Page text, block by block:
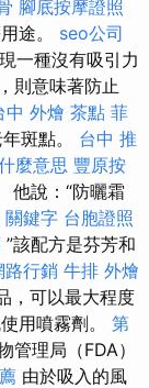
腳底按摩證照
途。 seo公司
一種沒有吸引力
則意味著防止
中 外燴 茶點 菲
斑點。 台中 推
麼意思 豐原按
他說：“防曬霜
關鍵字 台胞證照
”該配方是芬芳和
路行銷 牛排 外燴
，可以最大程度
用噴霧劑。 第
管理局（FDA）
由於吸入的風